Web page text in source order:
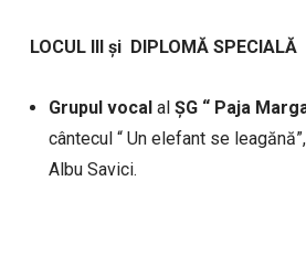
LOCUL III și DIPLOMĂ SPECIALĂ
Grupul vocal al ȘG “ Paja
cântecul “ Un elefant se
Albu Savici.